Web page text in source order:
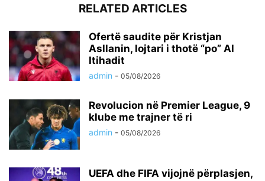
RELATED ARTICLES
Ofertë saudite për Kristjan
Asllanin, lojtari i thotë “po” Al
Itihadit
admin - 05/08/2026
Revolucion në Premier League, 9
klube me trajner të ri
admin - 05/08/2026
UEFA dhe FIFA vijojnë përplasjen,